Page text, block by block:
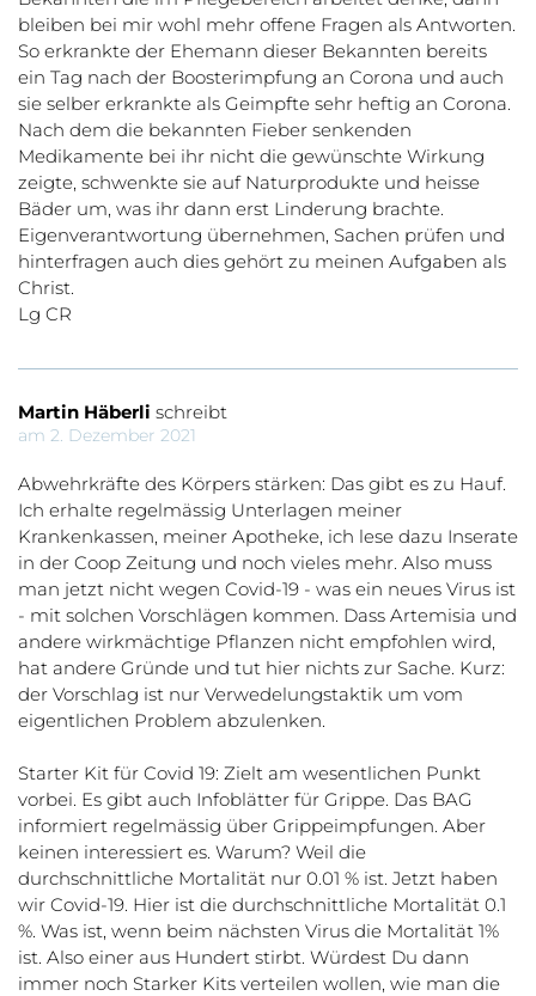
bleiben bei mir wohl mehr offene Fragen als Antworten.
So erkrankte der Ehemann dieser Bekannten bereits
ein Tag nach der Boosterimpfung an Corona und auch
sie selber erkrankte als Geimpfte sehr heftig an Corona.
Nach dem die bekannten Fieber senkenden
Medikamente bei ihr nicht die gewünschte Wirkung
zeigte, schwenkte sie auf Naturprodukte und heisse
Bäder um, was ihr dann erst Linderung brachte.
Eigenverantwortung übernehmen, Sachen prüfen und
hinterfragen auch dies gehört zu meinen Aufgaben als
Christ.
Lg CR
Martin Häberli schreibt
am 2. Dezember 2021
Abwehrkräfte des Körpers stärken: Das gibt es zu Hauf.
Ich erhalte regelmässig Unterlagen meiner
Krankenkassen, meiner Apotheke, ich lese dazu Inserate
in der Coop Zeitung und noch vieles mehr. Also muss
man jetzt nicht wegen Covid-19 - was ein neues Virus ist
- mit solchen Vorschlägen kommen. Dass Artemisia und
andere wirkmächtige Pflanzen nicht empfohlen wird,
hat andere Gründe und tut hier nichts zur Sache. Kurz:
der Vorschlag ist nur Verwedelungstaktik um vom
eigentlichen Problem abzulenken.
Starter Kit für Covid 19: Zielt am wesentlichen Punkt
vorbei. Es gibt auch Infoblätter für Grippe. Das BAG
informiert regelmässig über Grippeimpfungen. Aber
keinen interessiert es. Warum? Weil die
durchschnittliche Mortalität nur 0.01 % ist. Jetzt haben
wir Covid-19. Hier ist die durchschnittliche Mortalität 0.1
%. Was ist, wenn beim nächsten Virus die Mortalität 1%
ist. Also einer aus Hundert stirbt. Würdest Du dann
immer noch Starker Kits verteilen wollen, wie man die